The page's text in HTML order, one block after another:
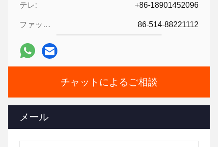
テレ: +86-18901452096
ファックス: 86-514-88221112
チャットによるご相談
メール